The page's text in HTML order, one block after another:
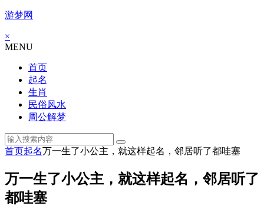
游梦网
×
MENU
首页
起名
生肖
民俗风水
周公解梦
首页起名万一生了小公主，就这样起名，邻居听了都哇塞
万一生了小公主，就这样起名，邻居听了
都哇塞